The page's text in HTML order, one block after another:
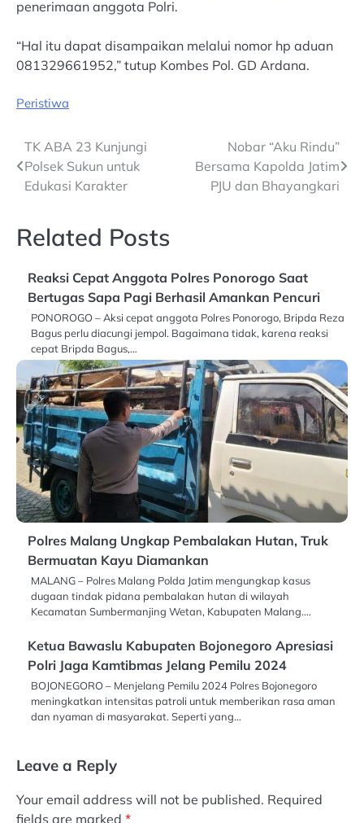
penerimaan anggota Polri.
“Hal itu dapat disampaikan melalui nomor hp aduan
081329661952,” tutup Kombes Pol. GD Ardana.
Peristiwa
Post
navigation
TK ABA 23 Kunjungi
Polsek Sukun untuk
Edukasi Karakter
Nobar “Aku Rindu”
Bersama Kapolda Jatim
PJU dan Bhayangkari
Related Posts
Reaksi Cepat Anggota Polres Ponorogo Saat
Bertugas Sapa Pagi Berhasil Amankan Pencuri
PONOROGO – Aksi cepat anggota Polres Ponorogo, Bripda Reza
Bagus perlu diacungi jempol. Bagaimana tidak, karena reaksi
cepat Bripda Bagus,…
Polres Malang Ungkap Pembalakan Hutan, Truk
Bermuatan Kayu Diamankan
MALANG – Polres Malang Polda Jatim mengungkap kasus
dugaan tindak pidana pembalakan hutan di wilayah
Kecamatan Sumbermanjing Wetan, Kabupaten Malang.…
Ketua Bawaslu Kabupaten Bojonegoro Apresiasi
Polri Jaga Kamtibmas Jelang Pemilu 2024
BOJONEGORO – Menjelang Pemilu 2024 Polres Bojonegoro
meningkatkan intensitas patroli untuk memberikan rasa aman
dan nyaman di masyarakat. Seperti yang…
Leave a Reply
Your email address will not be published. Required
fields are marked *